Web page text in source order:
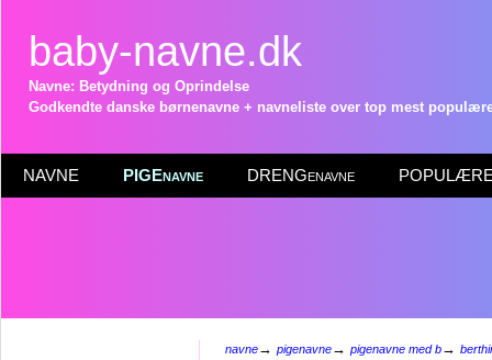
baby-navne.dk
Navne: Betydning og Oprindelse
Godkendte danske børnenavne + navneliste over top mest
NAVNE PIGEnavne DRENGenavne POPULÆRE
navne→ pigenavne→ pigenavne med b→